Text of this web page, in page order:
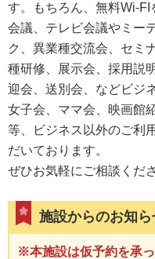
す。もちろん、無料Wi-FI
会議、テレビ会議やミー
ク、異業種交流会、セミ
種研修、展示会、採用説
迎会、送別会、などビジ
女子会、ママ会、映画館
等、ビジネス以外のご利
だいております。
ぜひお気軽にご相談くださ
施設からのお知ら
※本施設は仮予約を承